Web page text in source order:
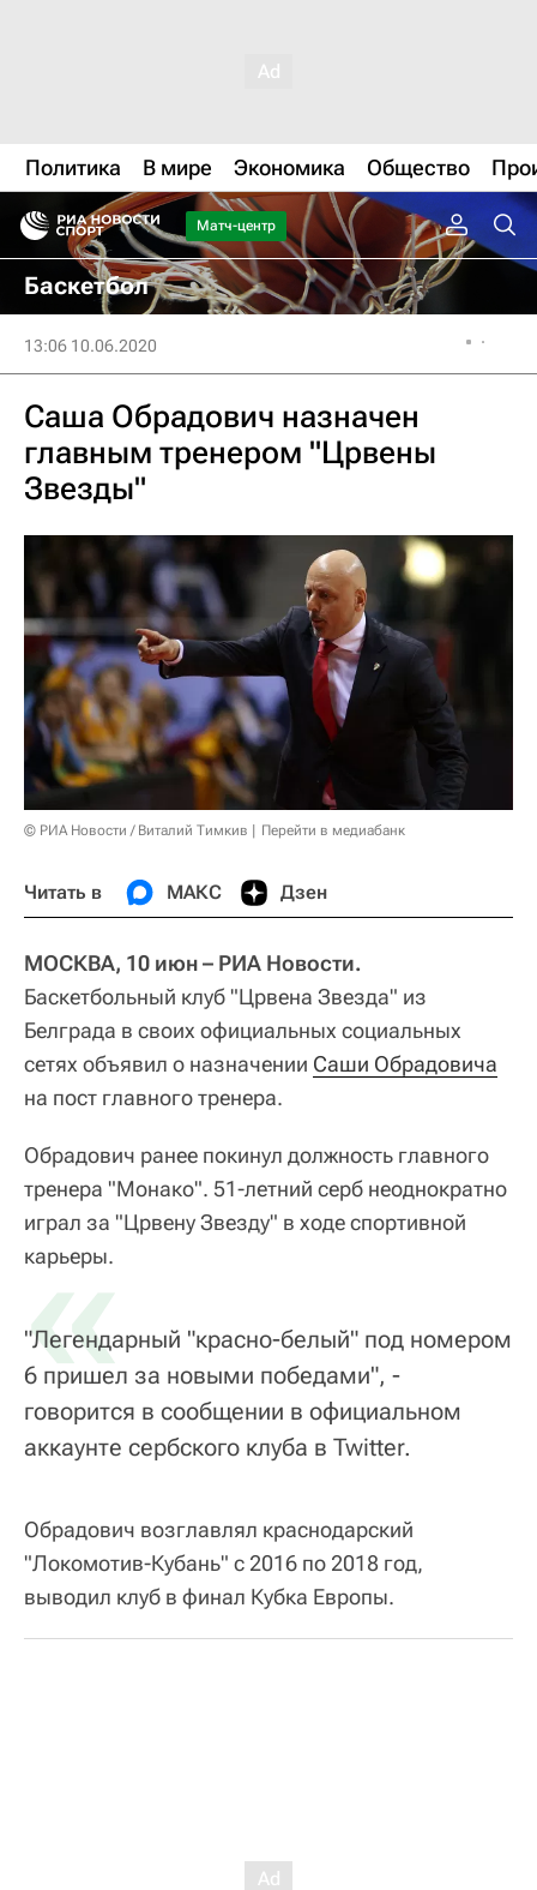
Политика В мире Экономика Общество
Матч-центр
Баскетбол
13:06 10.06.2020
Саша Обрадович назначен
главным тренером "Црвены
Звезды"
© РИА Новости / Виталий Тимкив Перейти в медиабанк
Читать в МАКС Дзен
МОСКВА, 10 июн – РИА Новости.
Баскетбольный клуб "Црвена Звезда" из
Белграда в своих официальных социальных
сетях объявил о назначении Саши Обрадовича
на пост главного тренера.
Обрадович ранее покинул должность главного
тренера "Монако". 51-летний серб неоднократно
играл за "Црвену Звезду" в ходе спортивной
карьеры.
«
"Легендарный "красно-белый" под номером
6 пришел за новыми победами", -
говорится в сообщении в официальном
аккаунте сербского клуба в Twitter.
Обрадович возглавлял краснодарский
"Локомотив-Кубань" с 2016 по 2018 год,
выводил клуб в финал Кубка Европы.